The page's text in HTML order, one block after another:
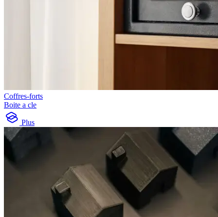
Coffres-forts
Boite a cle
Plus